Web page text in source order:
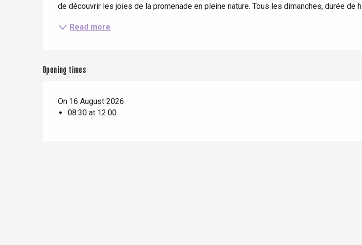
Between friends
de découvrir les joies de la promenade en pleine nature. Tous les dimanches, durée de h
Read more
Opening times
On 16 August 2026
08:30 at 12:00